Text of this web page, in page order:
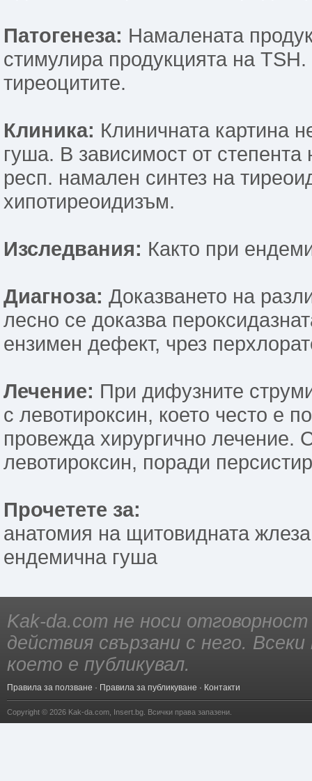
Патогенеза: Намалената
стимулира продукцията на
тиреоцитите.
Клиника: Клиничната картина
гуша. В зависимост от
респ. намален синтез на
хипотиреоидизъм.
Изследвания: Както при
Диагноза: Доказването на
лесно се доказва
ензимен дефект, чрез
Лечение: При дифузните
с левотироксин, което често е
провежда хирургично лечение.
левотироксин, поради
Прочетете за:
анатомия на щитовидната жлеза
ендемична гуша
Kak-da.com не носи
действия свързани с него.
което е публикувал.
Правила за ползване · Правила за публикуване · Контакти
Copyright © 2026 Kak-da.com Insert.bg . Всички права запазени.